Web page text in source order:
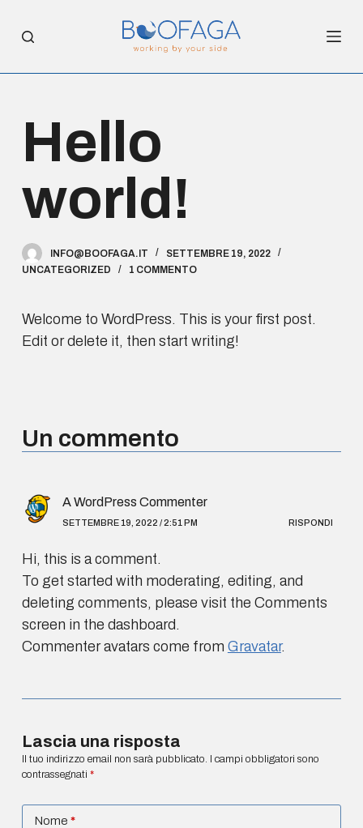
a
o
e
o
Hello
world!
INFO@BOOFAGA.IT
SETTEMBRE 19, 2022
UNCATEGORIZED
1 COMMENTO
Welcome to WordPress. This is your first post.
Edit or delete it, then start writing!
Un commento
A WordPress Commenter
SETTEMBRE 19, 2022 / 2:51 PM RISPONDI
Hi, this is a comment.
To get started with moderating, editing, and
deleting comments, please visit the Comments
screen in the dashboard.
Commenter avatars come from Gravatar.
Lascia una risposta
Il tuo indirizzo email non sarà pubblicato.
I campi obbligatori sono
contrassegnati *
Nome *